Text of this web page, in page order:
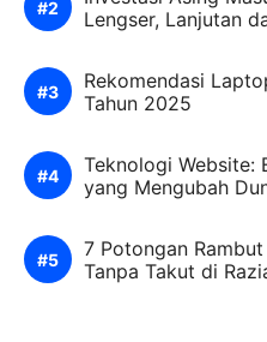
Lengser, Lanjutan
Rekomendasi
Tahun 2025
Teknologi Website:
yang Mengubah
7 Potongan
Tanpa Takut di